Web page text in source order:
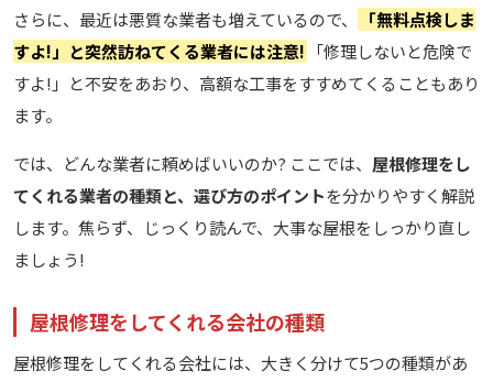
さらに、最近は悪質な業者も増えているので、
「無料点検しま
すよ!」と突然訪ねてくる業者には注意!
「修理しないと危険で
すよ!」と不安をあおり、高額な工事をすすめてくることもあり
ます。
では、どんな業者に頼めばいいのか? ここでは、 屋根修理をし
てくれる業者の種類と、選び方のポイントを分かりやすく解説
します。焦らず、じっくり読んで、大事な屋根をしっかり直し
ましょう!
屋根修理をしてくれる会社の種類
屋根修理をしてくれる会社には、大きく分けて5つの種類があ